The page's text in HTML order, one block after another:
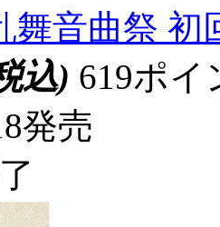
舞音曲祭 初
込) 619ポ
発売